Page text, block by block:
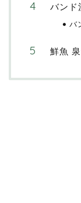
バンド
バ
鮮魚